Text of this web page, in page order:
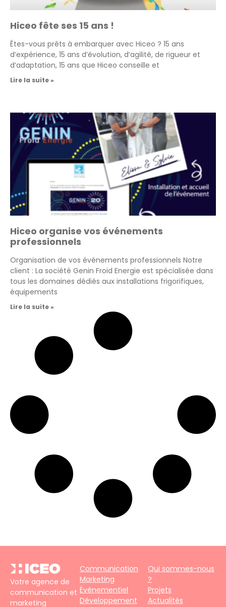
Hiceo fête ses 15 ans !
Êtes-vous prêts à embarquer avec Hiceo ? 15 ans
d’expérience, 15 ans d’évolution, d’agilité, de rigueur et
d’adaptation, 15 ans que Hiceo conseille et
Lire la suite »
Hiceo organise vos événements
professionnels
Organisation de vos événements professionnels Notre
client : La société Genin Froid Energie est spécialisée dans
tous les domaines dédiés aux installations frigorifiques,
équipements
Lire la suite »
Votre agence de
communication et
marketing
Communication
Marketing
Événementiel
Développement
Qui sommes-nous
?
Projets
Actualités